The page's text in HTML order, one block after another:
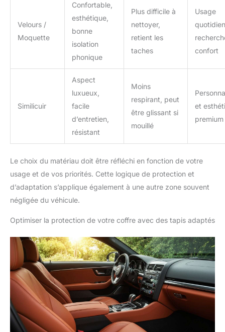
Velours /
Moquette
Confortable,
esthétique,
bonne
isolation
phonique
Plus difficile à
nettoyer,
retient les
taches
Usage
confort
Similicuir
Aspect
luxueux,
facile
d’entretien,
résistant
Moins
respirant, peut
être glissant si
mouillé
et
premium
Le choix du matériau doit être réfléchi en fonction de votre
usage et de vos priorités. Cette logique de protection et
d’adaptation s’applique également à une autre zone souvent
négligée du véhicule.
Optimiser la protection de votre coffre avec des tapis adaptés